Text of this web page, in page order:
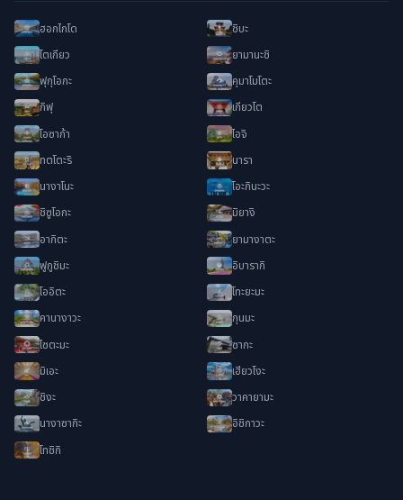
ฮอกไกโด
ชิบะ
โตเกียว
ยามานะชิ
ฟุกุโอกะ
คุมาโมโตะ
กิฟุ
เกียวโต
โอซาก้า
ไอจิ
ทตโตะริ
นารา
นางาโนะ
โอะกินะวะ
ชิซูโอกะ
มิยางิ
อากิตะ
ยามางาตะ
ฟูกูชิมะ
อิบารากิ
โออิตะ
โทะยะมะ
คานางาวะ
กุนมะ
ไซตะมะ
ซากะ
มิเอะ
เฮียวโงะ
ชิงะ
วาคายามะ
นางาซากิะ
อิชิกาวะ
โทชิกิ